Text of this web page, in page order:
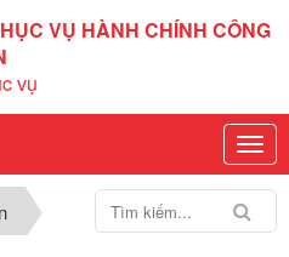
VỤ HÀNH CHÍNH CÔNG
vụ